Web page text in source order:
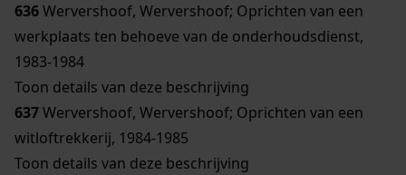
636Wervershoof, Wervershoof; Oprichten van een
werkplaats ten behoeve van de onderhoudsdienst,
1983-1984
Toon details van deze beschrijving
637Wervershoof, Wervershoof; Oprichten van een
witloftrekkerij, 1984-1985
Toon details van deze beschrijving